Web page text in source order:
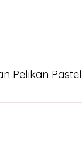
Pelikan